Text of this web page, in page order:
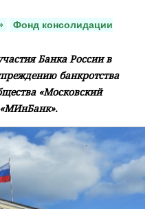
Фонд консолидации
Банка России в
банкротства
«Московский